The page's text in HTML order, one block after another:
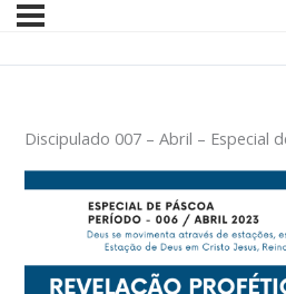
Discipulado 007 – Abril – Especial